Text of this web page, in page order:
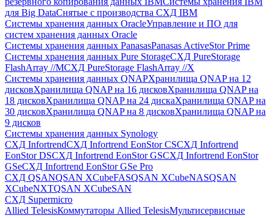
для Big DataСнятые с производства СХД IBM
Системы хранения данных OracleУправление и ПО для
систем хранения данных Oracle
Системы хранения данных PanasasPanasas ActiveStor Prime
Системы хранения данных Pure StorageСХД PureStorage
FlashArray //MСХД PureStorage FlashArray //X
Системы хранения данных QNAPХранилища QNAP на 12
дисковХранилища QNAP на 16 дисковХранилища QNAP на
18 дисковХранилища QNAP на 24 дискаХранилища QNAP на
30 дисковХранилища QNAP на 8 дисковХранилища QNAP на
9 дисков
Системы хранения данных Synology
СХД InfortrendСХД Infortrend EonStor CSСХД Infortrend
EonStor DSСХД Infortrend EonStor GSСХД Infortrend EonStor
GSeСХД Infortrend EonStor GSe Pro
СХД QSANQSAN XCubeFASQSAN XCubeNASQSAN
XCubeNXTQSAN XCubeSAN
СХД Supermicro
Allied TelesisКоммутаторы Allied TelesisМультисервисные